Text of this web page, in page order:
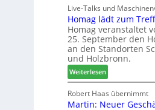
e
r
b
i
n
d
e
r
e
r
I
n
t
e
r
u
m
i
g
n
a
z
e
i
g
t
H
Live-Talks und
Homag lädt zum
Homag veranstaltet
25. September den
an den Standorten
und Holzbronn.
Weiterlesen:
H
o
m
Robert Haas übernimmt
Martin: Neuer